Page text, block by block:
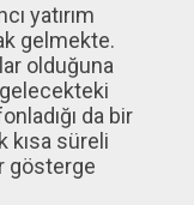
yatırım
gelmekte.
olduğuna
da bir
kısa süreli
gösterge